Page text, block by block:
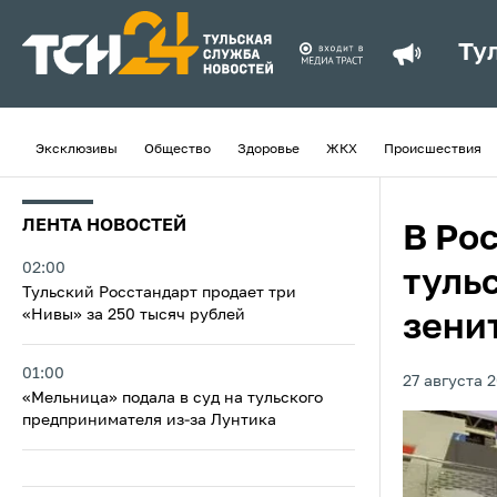
Эксклюзивы Общество Здоровье ЖКХ Происшествия
ЛЕНТА НОВОСТЕЙ
02:00
Тульский Росстандарт продает три
«Нивы» за 250 тысяч рублей
01:00
«Мельница» подала в суд на тульского
предпринимателя из‑за Лунтика
В
27 августа